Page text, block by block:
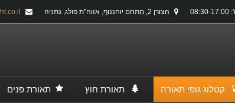
הצורן 2, מתחם יוחננוף, אזוה''ת פולג, נתניה
קטלוג גופי תאורה תאורת חוץ תאורת פנים